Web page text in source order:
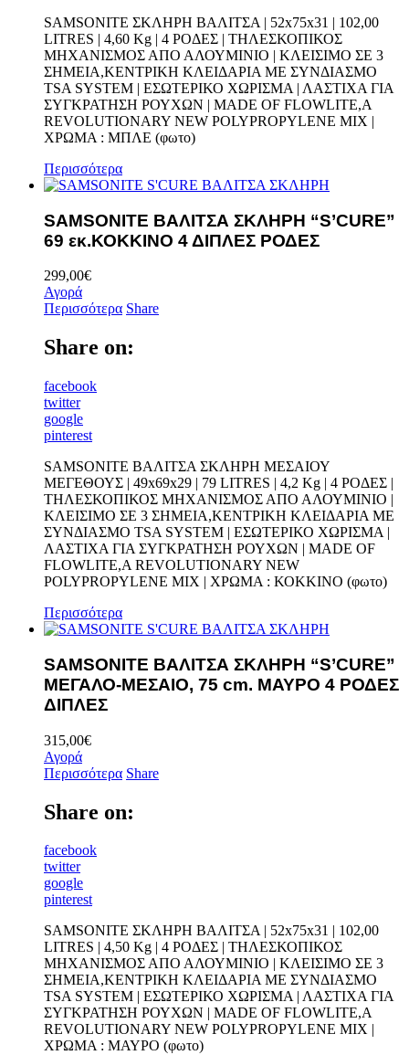
SAMSONITE ΣΚΛΗΡΗ ΒΑΛΙΤΣΑ | 52x75x31 | 102,00
LITRES | 4,60 Kg | 4 ΡΟΔΕΣ | ΤΗΛΕΣΚΟΠΙΚΟΣ
ΜΗΧΑΝΙΣΜΟΣ ΑΠΟ ΑΛΟΥΜΙΝΙΟ | ΚΛΕΙΣΙΜΟ ΣΕ 3
ΣΗΜΕΙΑ,ΚΕΝΤΡΙΚΗ ΚΛΕΙΔΑΡΙΑ ΜΕ ΣΥΝΔΙΑΣΜΟ
TSA SYSTEM | ΕΣΩΤΕΡΙΚΟ ΧΩΡΙΣΜΑ | ΛΑΣΤΙΧΑ ΓΙΑ
ΣΥΓΚΡΑΤΗΣΗ ΡΟΥΧΩΝ | MADE OF FLOWLITE,A
REVOLUTIONARY NEW POLYPROPYLENE MIX |
ΧΡΩΜΑ : ΜΠΛΕ (φωτο)
Περισσότερα
SAMSONITE ΒΑΛΙΤΣΑ ΣΚΛΗΡΗ “S’CURE”
69 εκ.ΚΟΚΚΙΝΟ 4 ΔΙΠΛΕΣ ΡΟΔΕΣ
299,00€
Αγορά
Περισσότερα Share
Share on:
facebook
twitter
google
pinterest
SAMSONITE ΒΑΛΙΤΣΑ ΣΚΛΗΡΗ ΜΕΣΑΙΟΥ
ΜΕΓΕΘΟΥΣ | 49x69x29 | 79 LITRES | 4,2 Kg | 4 ΡΟΔΕΣ |
ΤΗΛΕΣΚΟΠΙΚΟΣ ΜΗΧΑΝΙΣΜΟΣ ΑΠΟ ΑΛΟΥΜΙΝΙΟ |
ΚΛΕΙΣΙΜΟ ΣΕ 3 ΣΗΜΕΙΑ,ΚΕΝΤΡΙΚΗ ΚΛΕΙΔΑΡΙΑ ΜΕ
ΣΥΝΔΙΑΣΜΟ TSA SYSTEM | ΕΣΩΤΕΡΙΚΟ ΧΩΡΙΣΜΑ |
ΛΑΣΤΙΧΑ ΓΙΑ ΣΥΓΚΡΑΤΗΣΗ ΡΟΥΧΩΝ | MADE OF
FLOWLITE,A REVOLUTIONARY NEW
POLYPROPYLENE MIX | ΧΡΩΜΑ : ΚΟΚΚΙΝΟ (φωτο)
Περισσότερα
SAMSONITE ΒΑΛΙΤΣΑ ΣΚΛΗΡΗ “S’CURE”
ΜΕΓΑΛΟ-ΜΕΣΑΙΟ, 75 cm. ΜΑΥΡΟ 4 ΡΟΔΕΣ
ΔΙΠΛΕΣ
315,00€
Αγορά
Περισσότερα Share
Share on:
facebook
twitter
google
pinterest
SAMSONITE ΣΚΛΗΡΗ ΒΑΛΙΤΣΑ | 52x75x31 | 102,00
LITRES | 4,50 Kg | 4 ΡΟΔΕΣ | ΤΗΛΕΣΚΟΠΙΚΟΣ
ΜΗΧΑΝΙΣΜΟΣ ΑΠΟ ΑΛΟΥΜΙΝΙΟ | ΚΛΕΙΣΙΜΟ ΣΕ 3
ΣΗΜΕΙΑ,ΚΕΝΤΡΙΚΗ ΚΛΕΙΔΑΡΙΑ ΜΕ ΣΥΝΔΙΑΣΜΟ
TSA SYSTEM | ΕΣΩΤΕΡΙΚΟ ΧΩΡΙΣΜΑ | ΛΑΣΤΙΧΑ ΓΙΑ
ΣΥΓΚΡΑΤΗΣΗ ΡΟΥΧΩΝ | MADE OF FLOWLITE,A
REVOLUTIONARY NEW POLYPROPYLENE MIX |
ΧΡΩΜΑ : ΜΑΥΡΟ (φωτο)